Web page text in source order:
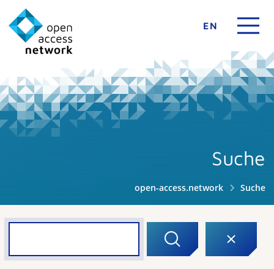
EN
Suche
open-access.network Suche